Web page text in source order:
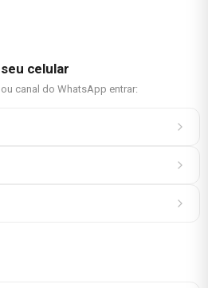
celular
canal do WhatsApp entrar: